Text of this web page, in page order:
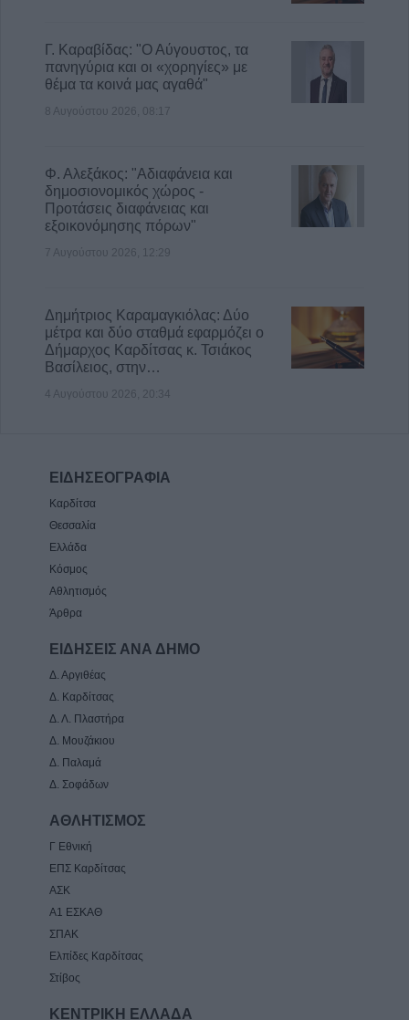
Γ. Καραβίδας: "Ο Αύγουστος, τα
πανηγύρια και οι «χορηγίες» με
θέμα τα κοινά μας αγαθά"
8 Αυγούστου 2026, 08:17
Φ. Αλεξάκος: "Αδιαφάνεια και
δημοσιονομικός χώρος -
Προτάσεις διαφάνειας και
εξοικονόμησης πόρων"
7 Αυγούστου 2026, 12:29
Δημήτριος Καραμαγκιόλας: Δύο
μέτρα και δύο σταθμά εφαρμόζει ο
Δήμαρχος Καρδίτσας κ. Τσιάκος
Βασίλειος, στην…
4 Αυγούστου 2026, 20:34
ΕΙΔΗΣΕΟΓΡΑΦΙΑ
Καρδίτσα
Θεσσαλία
Ελλάδα
Κόσμος
Αθλητισμός
Άρθρα
ΕΙΔΗΣΕΙΣ ΑΝΑ ΔΗΜΟ
Δ. Αργιθέας
Δ. Καρδίτσας
Δ. Λ. Πλαστήρα
Δ. Μουζάκιου
Δ. Παλαμά
Δ. Σοφάδων
ΑΘΛΗΤΙΣΜΟΣ
Γ Εθνική
ΕΠΣ Καρδίτσας
ΑΣΚ
Α1 ΕΣΚΑΘ
ΣΠΑΚ
Ελπίδες Καρδίτσας
Στίβος
ΚΕΝΤΡΙΚΗ ΕΛΛΑΔΑ